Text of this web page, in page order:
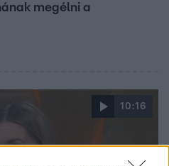
megélni a
10:16